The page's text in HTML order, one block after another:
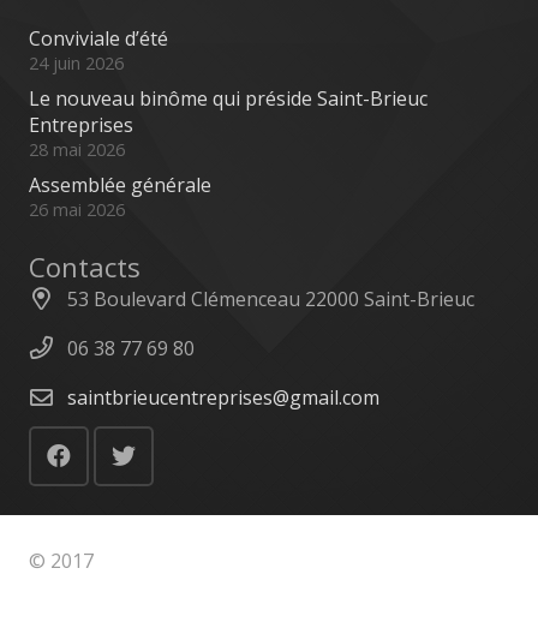
Conviviale d’été
24 juin 2026
Le nouveau binôme qui préside Saint-Brieuc
Entreprises
28 mai 2026
Assemblée générale
26 mai 2026
Contacts
53 Boulevard Clémenceau 22000 Saint-Brieuc
06 38 77 69 80
saintbrieucentreprises@gmail.com
© 2017